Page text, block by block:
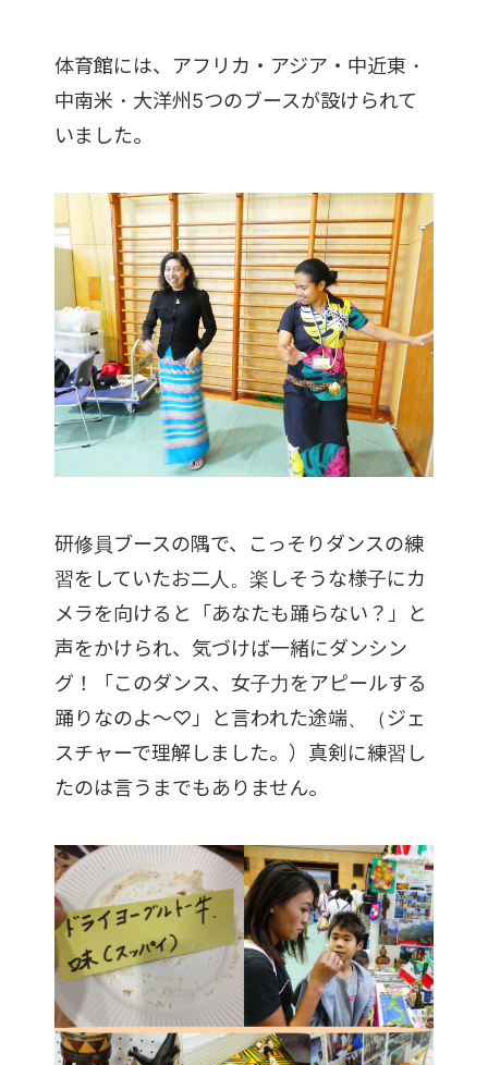
体育館には、アフリカ・アジア・中近東・
中南米・大洋州5つのブースが設けられて
いました。
研修員ブースの隅で、こっそりダンスの練
習をしていたお二人。楽しそうな様子にカ
メラを向けると「あなたも踊らない？」と
声をかけられ、気づけば一緒にダンシン
グ！「このダンス、女子力をアピールする
踊りなのよ～♡」と言われた途端、（ジェ
スチャーで理解しました。）真剣に練習し
たのは言うまでもありません。